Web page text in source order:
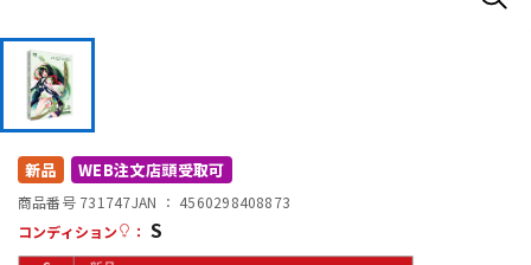
配信/ライブ機器
新品 WEB注文店頭受取可
商品番号 731747JAN ： 4560298408873
コンディション
： S